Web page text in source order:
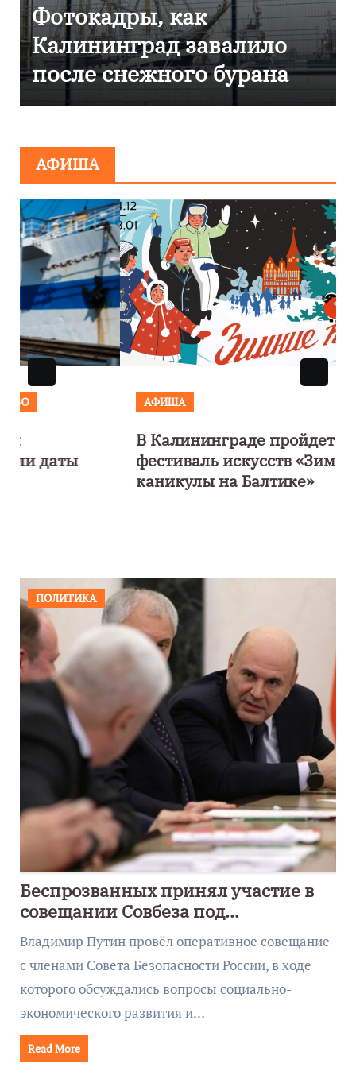
как
завалило
снежного бурана
АФИША
В Калининграде пройдет
фестиваль искусств «Зимние
каникулы на Балтике»
ПОЛИТИКА
Беспрозванных принял участие в
совещании Совбеза под
руководством Путина
Владимир Путин провёл оперативное совещание
с членами Совета Безопасности России, в ходе
которого обсуждались вопросы социально-
экономического развития и…
Read More